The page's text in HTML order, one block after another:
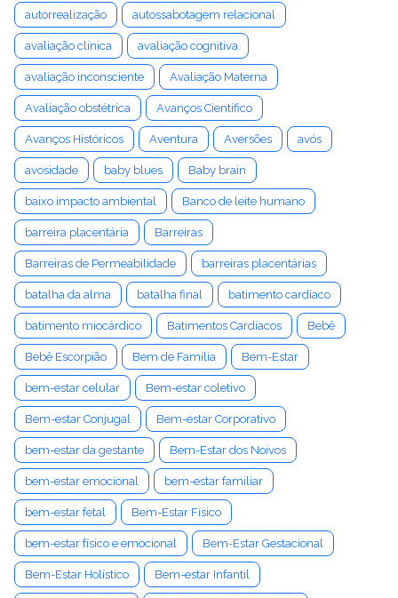
autorrealização autossabotagem relacional
avaliação clínica avaliação cognitiva
avaliação inconsciente Avaliação Materna
Avaliação obstétrica Avanços Científico
Avanços Históricos Aventura Aversões avós
avosidade baby blues Baby brain
baixo impacto ambiental Banco de leite humano
barreira placentária Barreiras
Barreiras de Permeabilidade barreiras placentárias
batalha da alma batalha final batimento cardíaco
batimento miocárdico Batimentos Cardíacos Bebê
Bebê Escorpião Bem de Família Bem-Estar
bem-estar celular Bem-estar coletivo
Bem-estar Conjugal Bem-estar Corporativo
bem-estar da gestante Bem-Estar dos Noivos
bem-estar emocional bem-estar familiar
bem-estar fetal Bem-Estar Físico
bem-estar físico e emocional Bem-Estar Gestacional
Bem-Estar Holístico Bem-estar Infantil